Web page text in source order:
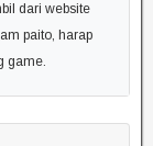
dari website
paito, harap
game.